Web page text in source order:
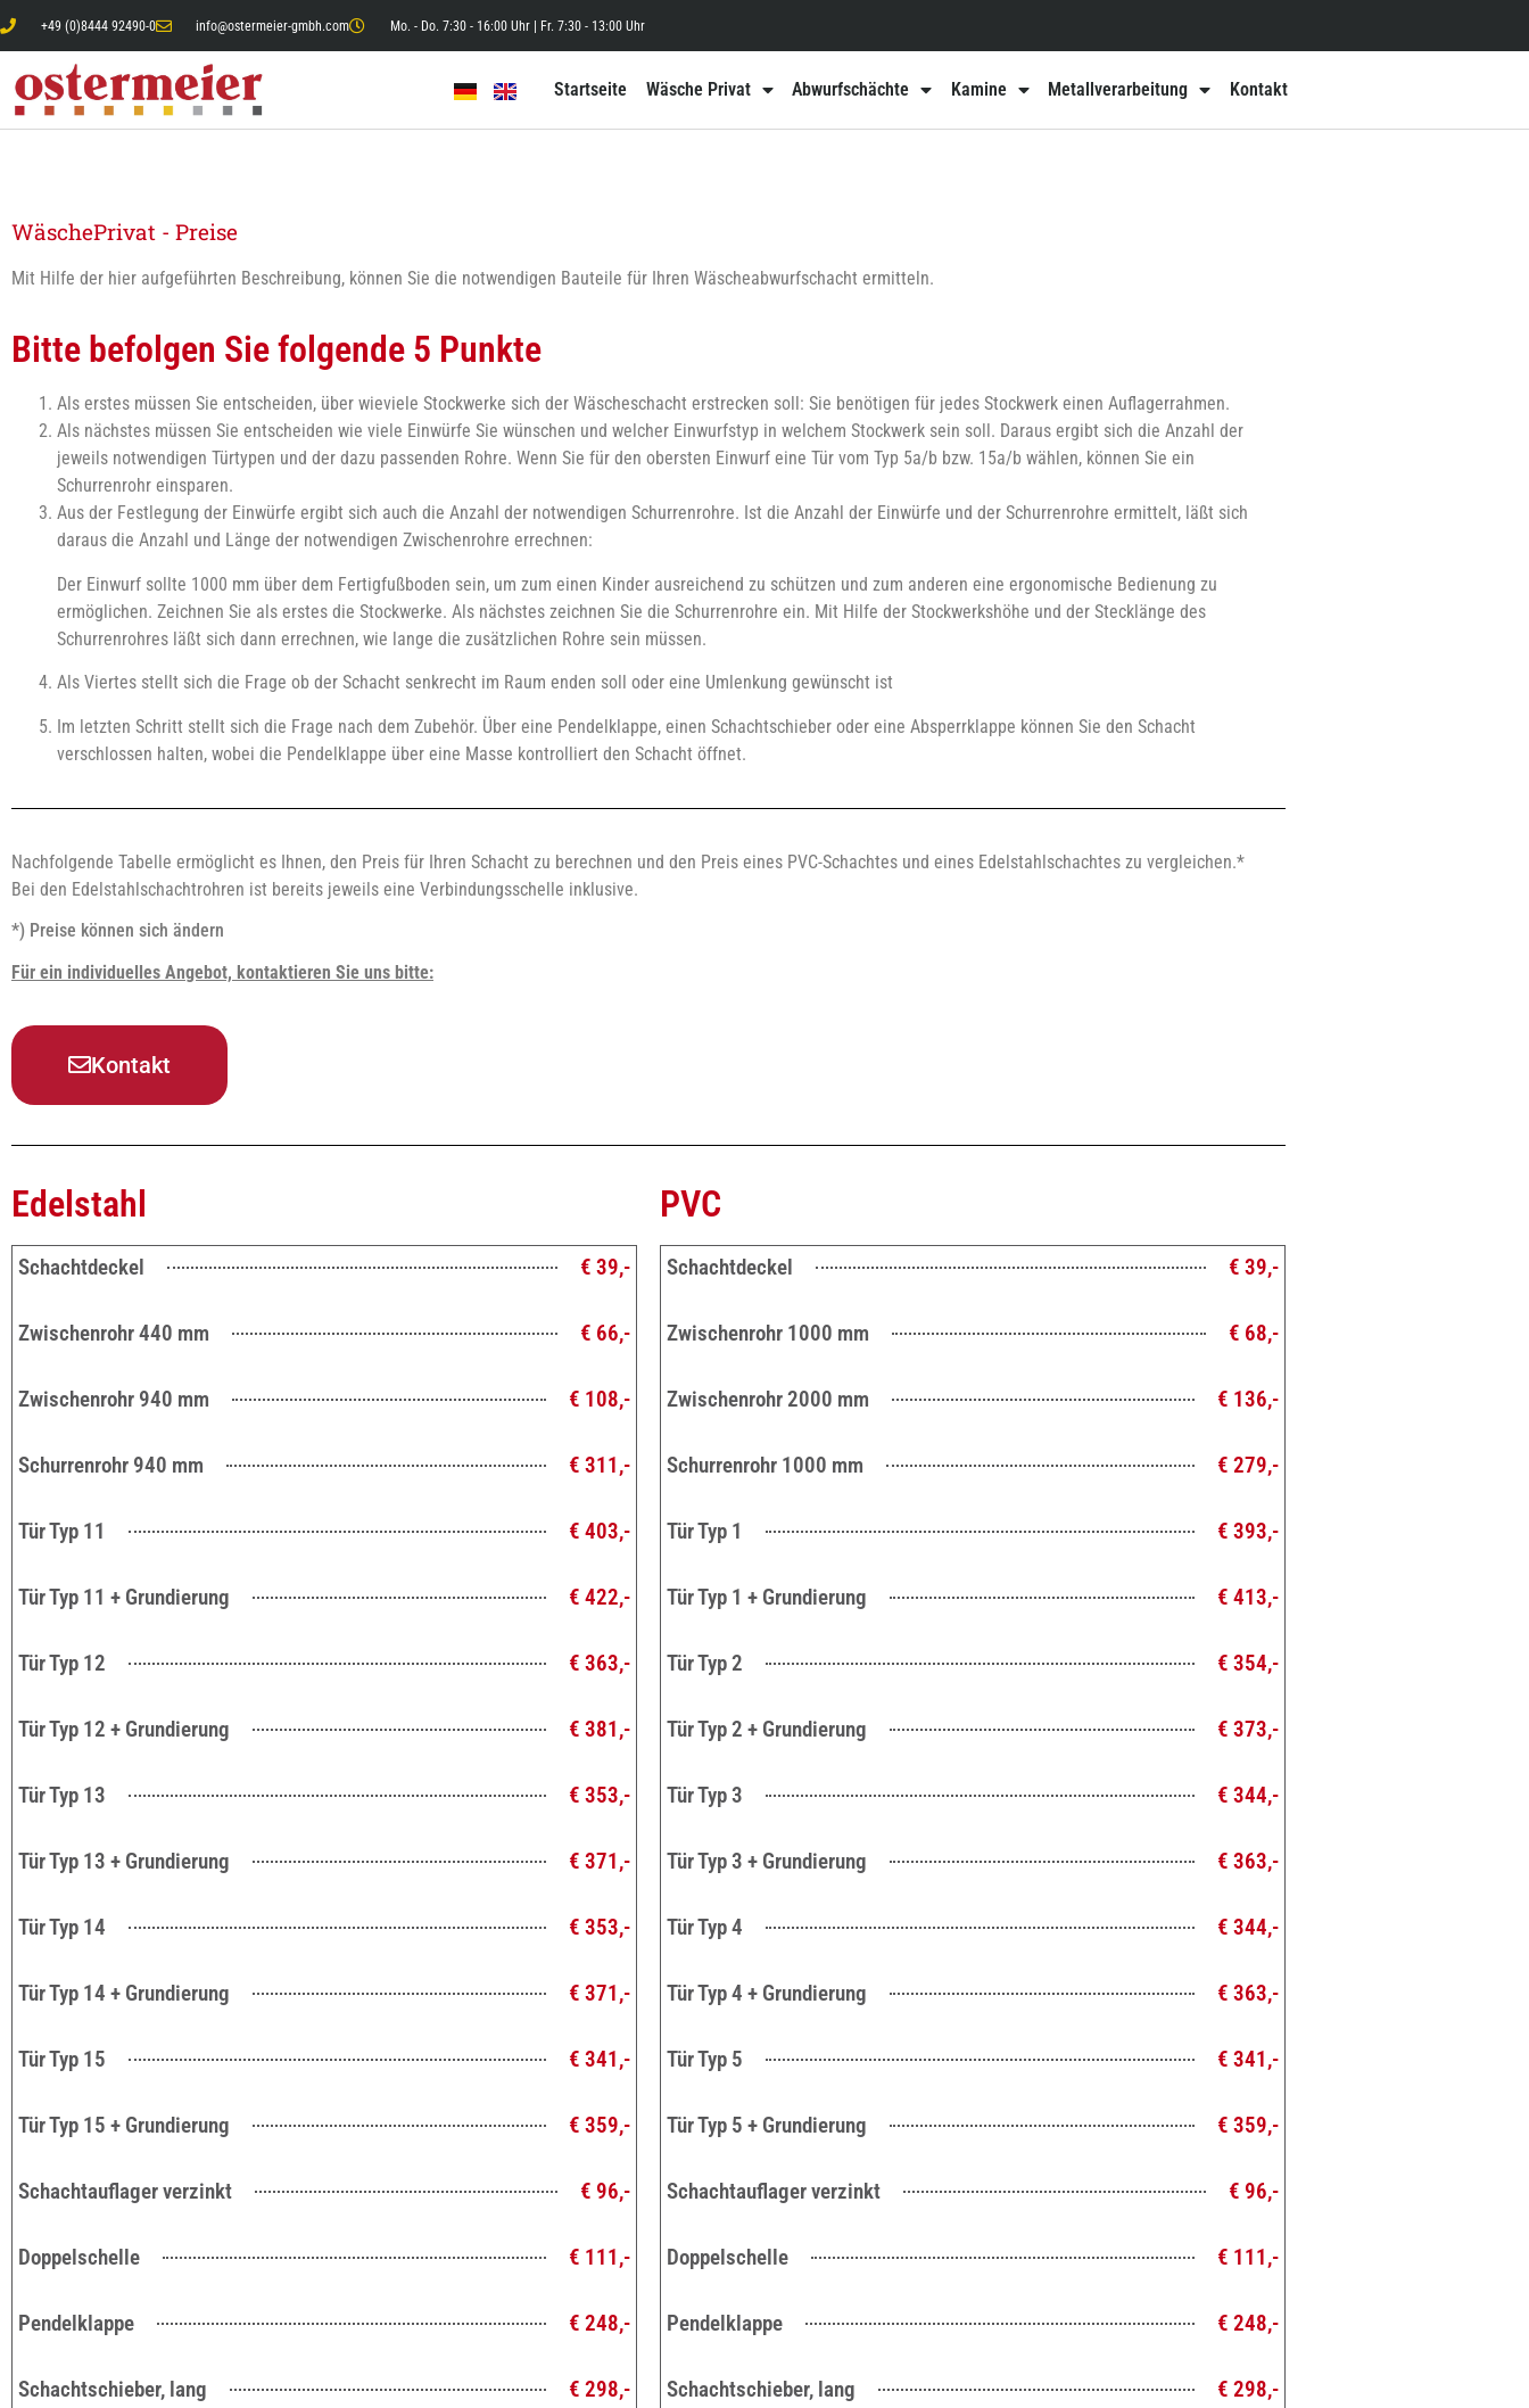
+49 (0)8444 92490-0 info@ostermeier-gmbh.com Mo. - Do. 7:30 - 16:00 Uhr | Fr. 7:30 - 13:00 Uhr
Startseite Wäsche Privat Abwurfschächte Kamine Metallverarbeitung Kontakt
WäschePrivat - Preise
Mit Hilfe der hier aufgeführten Beschreibung, können Sie die notwendigen Bauteile für Ihren Wäscheabwurfschacht ermitteln.
Bitte befolgen Sie folgende 5 Punkte
Als erstes müssen Sie entscheiden, über wieviele Stockwerke sich der Wäscheschacht erstrecken soll: Sie benötigen für jedes Stockwerk einen Auflagerrahmen.
Als nächstes müssen Sie entscheiden wie viele Einwürfe Sie wünschen und welcher Einwurfstyp in welchem Stockwerk sein soll. Daraus ergibt sich die Anzahl der
jeweils notwendigen Türtypen und der dazu passenden Rohre. Wenn Sie für den obersten Einwurf eine Tür vom Typ 5a/b bzw. 15a/b wählen, können Sie ein
Schurrenrohr einsparen.
Aus der Festlegung der Einwürfe ergibt sich auch die Anzahl der notwendigen Schurrenrohre. Ist die Anzahl der Einwürfe und der Schurrenrohre ermittelt, läßt sich
daraus die Anzahl und Länge der notwendigen Zwischenrohre errechnen:
Der Einwurf sollte 1000 mm über dem Fertigfußboden sein, um zum einen Kinder ausreichend zu schützen und zum anderen eine ergonomische Bedienung zu
ermöglichen. Zeichnen Sie als erstes die Stockwerke. Als nächstes zeichnen Sie die Schurrenrohre ein. Mit Hilfe der Stockwerkshöhe und der Stecklänge des
Schurrenrohres läßt sich dann errechnen, wie lange die zusätzlichen Rohre sein müssen.
Als Viertes stellt sich die Frage ob der Schacht senkrecht im Raum enden soll oder eine Umlenkung gewünscht ist
Im letzten Schritt stellt sich die Frage nach dem Zubehör. Über eine Pendelklappe, einen Schachtschieber oder eine Absperrklappe können Sie den Schacht
verschlossen halten, wobei die Pendelklappe über eine Masse kontrolliert den Schacht öffnet.
Nachfolgende Tabelle ermöglicht es Ihnen, den Preis für Ihren Schacht zu berechnen und den Preis eines PVC-Schachtes und eines Edelstahlschachtes zu vergleichen.*
Bei den Edelstahlschachtrohren ist bereits jeweils eine Verbindungsschelle inklusive.
*) Preise können sich ändern
Für ein individuelles Angebot, kontaktieren Sie uns bitte:
Kontakt
Edelstahl
Schachtdeckel € 39,-
Zwischenrohr 440 mm € 66,-
Zwischenrohr 940 mm € 108,-
Schurrenrohr 940 mm € 311,-
Tür Typ 11 € 403,-
Tür Typ 11 + Grundierung € 422,-
Tür Typ 12 € 363,-
Tür Typ 12 + Grundierung € 381,-
Tür Typ 13 € 353,-
Tür Typ 13 + Grundierung € 371,-
Tür Typ 14 € 353,-
Tür Typ 14 + Grundierung € 371,-
Tür Typ 15 € 341,-
Tür Typ 15 + Grundierung € 359,-
Schachtauflager verzinkt € 96,-
Doppelschelle € 111,-
Pendelklappe € 248,-
Schachtschieber, lang € 298,-
PVC
Schachtdeckel € 39,-
Zwischenrohr 1000 mm € 68,-
Zwischenrohr 2000 mm € 136,-
Schurrenrohr 1000 mm € 279,-
Tür Typ 1 € 393,-
Tür Typ 1 + Grundierung € 413,-
Tür Typ 2 € 354,-
Tür Typ 2 + Grundierung € 373,-
Tür Typ 3 € 344,-
Tür Typ 3 + Grundierung € 363,-
Tür Typ 4 € 344,-
Tür Typ 4 + Grundierung € 363,-
Tür Typ 5 € 341,-
Tür Typ 5 + Grundierung € 359,-
Schachtauflager verzinkt € 96,-
Doppelschelle € 111,-
Pendelklappe € 248,-
Schachtschieber, lang € 298,-